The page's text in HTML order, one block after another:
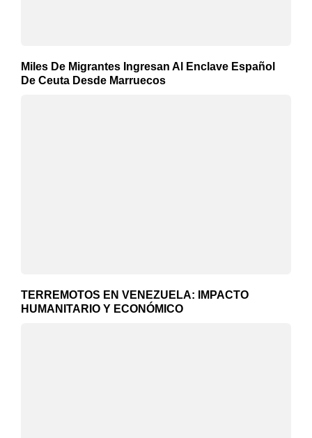
Miles De Migrantes Ingresan Al Enclave Español
De Ceuta Desde Marruecos
TERREMOTOS EN VENEZUELA: IMPACTO
HUMANITARIO Y ECONÓMICO